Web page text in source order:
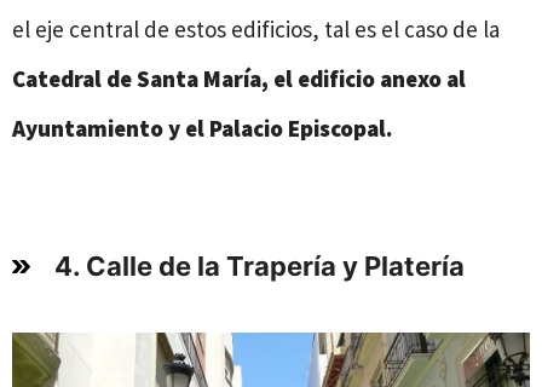
el eje central de estos edificios, tal es el caso de la
Catedral de Santa María, el edificio anexo al
Ayuntamiento y el Palacio Episcopal.
4. Calle de la Trapería y Platería